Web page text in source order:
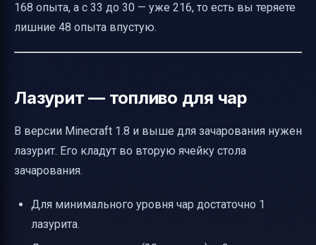
168 опыта, а с 33 до 30 — уже 216, то есть вы теряете
лишние 48 опыта впустую.
Лазурит — топливо для чар
В версии Minecraft 1.8 и выше для зачарования нужен
лазурит. Его кладут во вторую ячейку стола
зачарования.
Для минимального уровня чар достаточно 1
лазурита.